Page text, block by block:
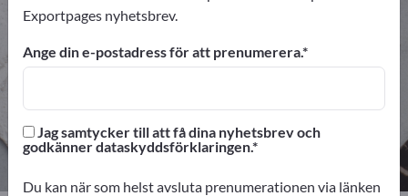
Restaurangtillbehör – hitta
tillverkare och leverantörer
Distributörer
1
Exportpages nyhetsbrev.
Ange din e-postadress för att prenumerera.
Jag samtycker till att få dina nyhetsbrev och
godkänner dataskyddsförklaringen.
Du kan när som helst avsluta prenumerationen via länken